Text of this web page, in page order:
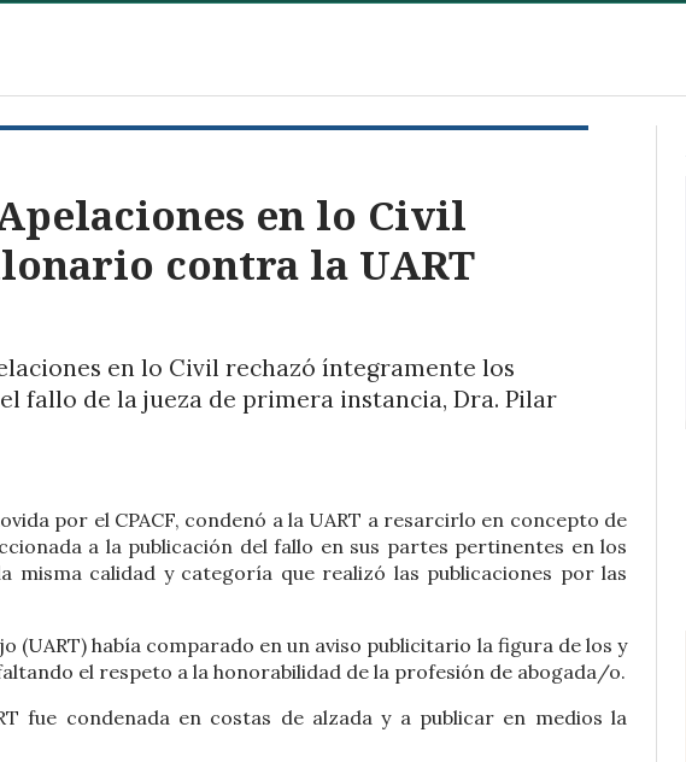
en lo Civil
contra la UART
en lo Civil rechazó íntegramente los
fallo de la jueza de primera instancia, Dra. Pilar
por el CPACF, condenó a la UART a resarcirlo en concepto de
a la publicación del fallo en sus partes pertinentes en los
misma calidad y categoría que realizó las publicaciones por las
(UART) había comparado en un aviso publicitario la figura de los y
el respeto a la honorabilidad de la profesión de abogada/o.
fue condenada en costas de alzada y a publicar en medios la